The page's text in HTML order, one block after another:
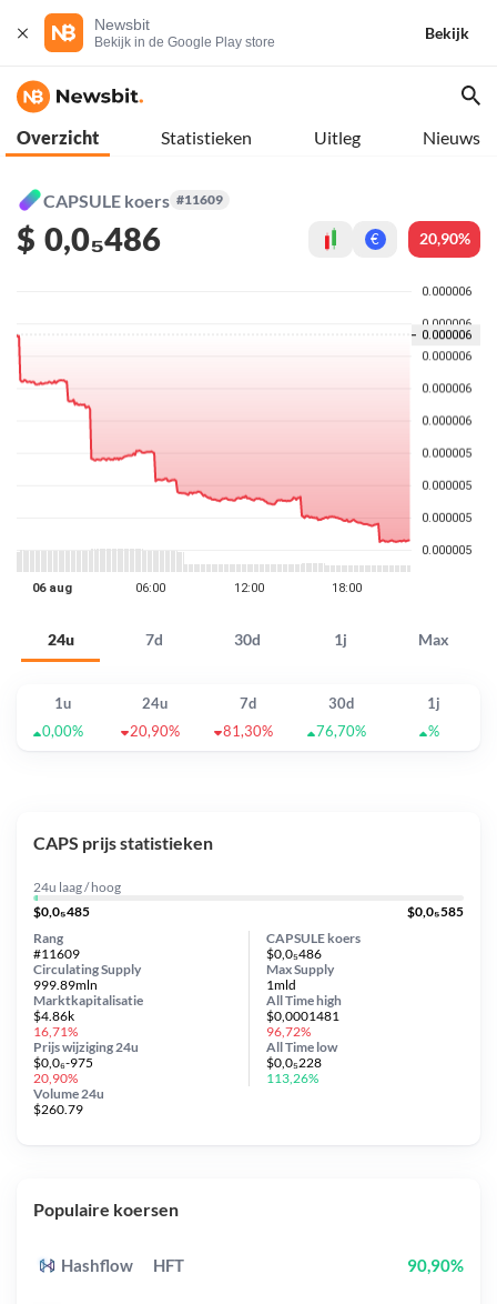
Newsbit
Bekijk in de Google Play store
Bekijk
Overzicht Statistieken Uitleg Nieuws
CAPSULE koers #11609
$ 0,0₅486 € 20,90%
24u 7d 30d 1j Max
1u 24u 7d 30d
1j
0,00%
20,90% 81,30% 76,70% %
CAPS prijs statistieken
24u laag / hoog
$0,0₅485
$0,0₅585
CAPSULE koers
$0,0₅486
Circulating Supply
999.89mln
Prijs wijziging 24u
$0,0₆-975
20,90%
Max Supply
1mld
Marktkapitalisatie
$4.86k
16,71%
Volume 24u
$260.79
Rang
#11609
All Timehigh
$0,0001481
96,72%
All Time low
$0,0₅228
113,26%
Populaire koersen
Hashflow HFT 90,90%